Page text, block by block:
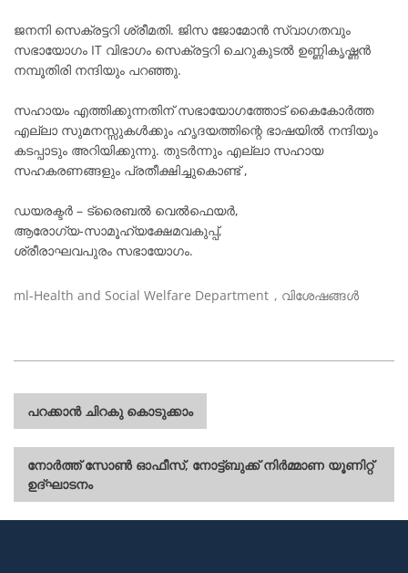
ജനനി സെക്രട്ടറി ശ്രീമതി. ജിസ ജോമോൻ സ്വാഗതവും
സഭായോഗം IT വിഭാഗം സെക്രട്ടറി ചെറുകുടൽ ഉണ്ണികൃഷ്ണൻ
നമ്പൂതിരി നന്ദിയും പറഞ്ഞു.
സഹായം എത്തിക്കുന്നതിന് സഭായോഗത്തോട് കൈകോർത്ത
എല്ലാ സുമനസ്സുകൾക്കും ഹൃദയത്തിന്റെ ഭാഷയിൽ നന്ദിയും
കടപ്പാടും അറിയിക്കുന്നു. തുടർന്നും എല്ലാ സഹായ
സഹകരണങ്ങളും പ്രതീക്ഷിച്ചുകൊണ്ട് ,
ഡയരക്ടർ – ട്രൈബൽ വെൽഫെയർ,
ആരോഗ്യ-സാമൂഹ്യക്ഷേമവകുപ്പ്,
ശ്രീരാഘവപുരം സഭായോഗം.
ml-Health and Social Welfare Department , വിശേഷങ്ങൾ
പോസ്റ്റുകളിലൂടെ
പറക്കാൻ ചിറകു കൊടുക്കാം
നോർത്ത് സോൺ ഓഫീസ്, നോട്ട്ബുക്ക് നിർമ്മാണ യൂണിറ്റ്
ഉദ്ഘാടനം